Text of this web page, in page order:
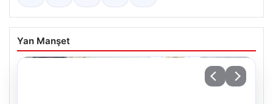
Yan Manşet